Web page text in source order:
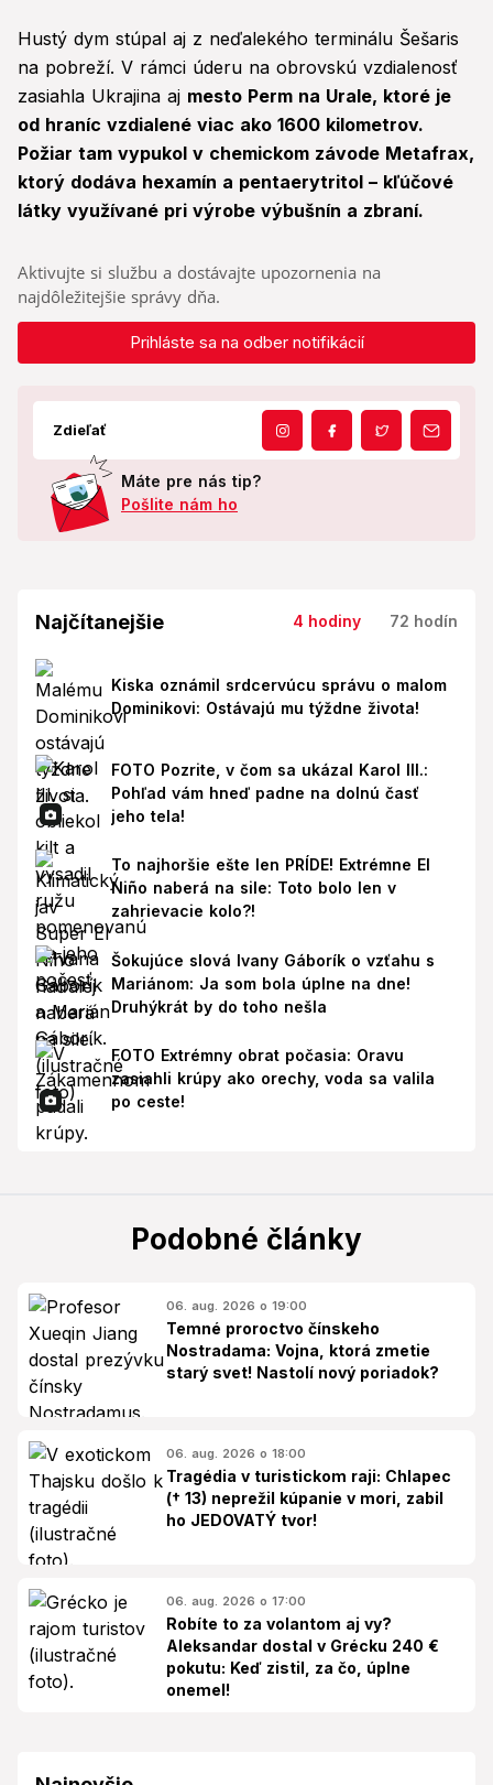
Hustý dym stúpal aj z neďalekého terminálu Šešaris
na pobreží. V rámci úderu na obrovskú vzdialenosť
zasiahla Ukrajina aj mesto Perm na Urale, ktoré je
od hraníc vzdialené viac ako 1600 kilometrov.
Požiar tam vypukol v chemickom závode Metafrax,
ktorý dodáva hexamín a pentaerytritol – kľúčové
látky využívané pri výrobe výbušnín a zbraní.
Aktivujte si službu a dostávajte upozornenia na
najdôležitejšie správy dňa.
Prihláste sa na odber notifikácií
Zdieľať
Máte pre nás tip?
Pošlite nám ho
Najčítanejšie 4 hodiny 72 hodín
Kiska oznámil srdcervúcu správu o malom
Dominikovi: Ostávajú mu týždne života!
FOTO Pozrite, v čom sa ukázal Karol III.:
Pohľad vám hneď padne na dolnú časť
jeho tela!
To najhoršie ešte len PRÍDE! Extrémne El
Niño naberá na sile: Toto bolo len v
zahrievacie kolo?!
Šokujúce slová Ivany Gáborík o vzťahu s
Mariánom: Ja som bola úplne na dne!
Druhýkrát by do toho nešla
FOTO Extrémny obrat počasia: Oravu
zasiahli krúpy ako orechy, voda sa valila
po ceste!
Podobné články
06. aug. 2026 o 19:00
Temné proroctvo čínskeho
Nostradama: Vojna, ktorá zmetie
starý svet! Nastolí nový poriadok?
06. aug. 2026 o 18:00
Tragédia v turistickom raji: Chlapec
(† 13) neprežil kúpanie v mori, zabil
ho JEDOVATÝ tvor!
06. aug. 2026 o 17:00
Robíte to za volantom aj vy?
Aleksandar dostal v Grécku 240 €
pokutu: Keď zistil, za čo, úplne
onemel!